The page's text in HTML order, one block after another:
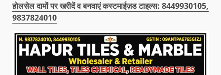
होलसेल दामों पर खरीदें व बनवाएं कस्टमाईज़ड टाइल्स: 8449930105,
9837824010